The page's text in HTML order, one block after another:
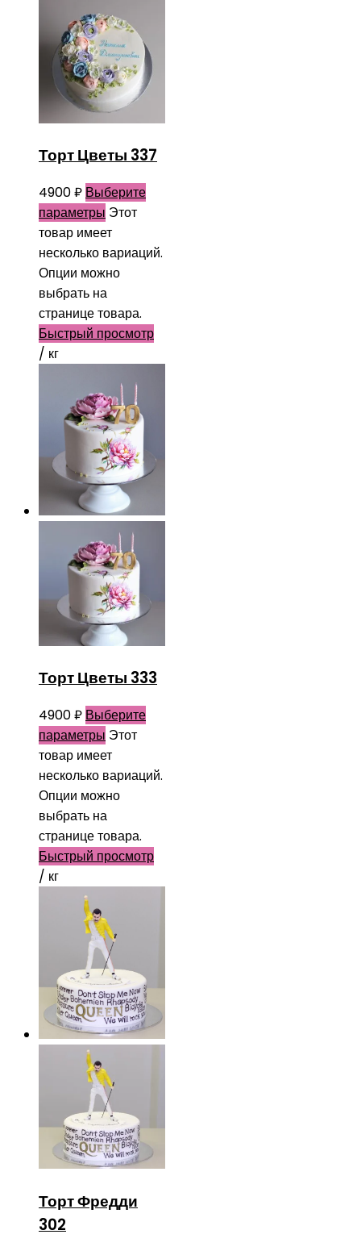
Торт Цветы 337
4900₽ Выберите
параметры Этот
товар имеет
несколько вариаций.
Опции можно
выбрать на
странице товара.
Быстрый просмотр
/ кг
Торт Цветы 333
4900₽ Выберите
параметры Этот
товар имеет
несколько вариаций.
Опции можно
выбрать на
странице товара.
Быстрый просмотр
/ кг
Торт Фредди
302